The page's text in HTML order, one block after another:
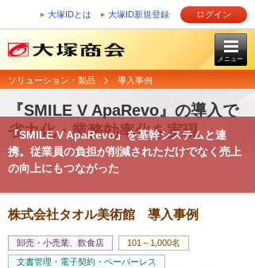
大塚IDとは 大塚ID新規登録 ログイン
メニュー
ソリューション・製品 導入事例
『SMILE V ApaRevo』の導入で
省力化・業務効率化を実現
『SMILE V ApaRevo』を基幹システムと連
携。従業員の負担が削減されただけでなく売上
の向上にもつながった
株式会社タオル美術館 導入事例
卸売・小売業、飲食店
101～1,000名
文書管理・電子契約・ペーパーレス